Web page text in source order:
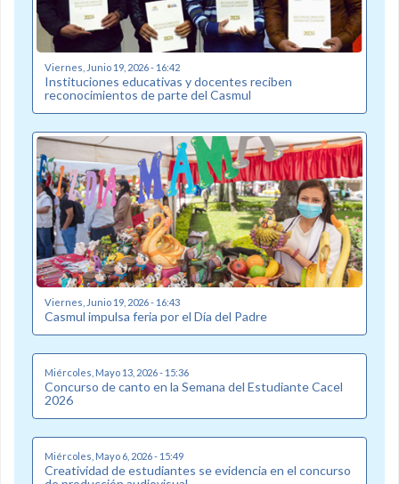
Viernes, Junio 19, 2026 - 16:42
Instituciones educativas y docentes reciben
reconocimientos de parte del Casmul
Viernes, Junio 19, 2026 - 16:43
Casmul impulsa feria por el Día del Padre
Miércoles, Mayo 13, 2026 - 15:36
Concurso de canto en la Semana del Estudiante Cacel
2026
Miércoles, Mayo 6, 2026 - 15:49
Creatividad de estudiantes se evidencia en el concurso